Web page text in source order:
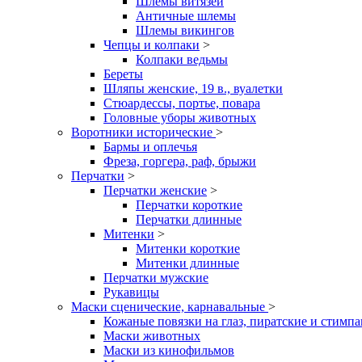
Античные шлемы
Шлемы викингов
Чепцы и колпаки >
Колпаки ведьмы
Береты
Шляпы женские, 19 в., вуалетки
Стюардессы, портье, повара
Головные уборы животных
Воротники исторические >
Бармы и оплечья
Фреза, горгера, раф, брыжи
Перчатки >
Перчатки женские >
Перчатки короткие
Перчатки длинные
Митенки >
Митенки короткие
Митенки длинные
Перчатки мужские
Рукавицы
Маски сценические, карнавальные >
Кожаные повязки на глаз, пиратские и
Маски животных
Маски из кинофильмов